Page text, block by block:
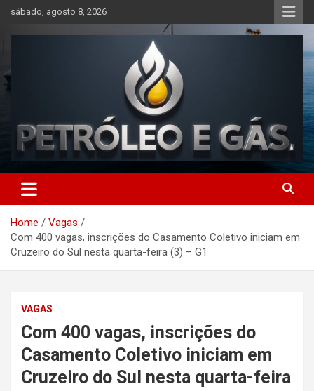
Skip
content
sábado, agosto 8, 2026
Petróleo e Gás | Últimas
notícias relacionadas a
petróleo, gás, vagas de
emprego, energia, setor
tecnologia, indústria
automotiva, mineração,
indústria naval, etc
Home
Vagas
Com 400 vagas, inscrições do Casamento Coletivo iniciam em
Cruzeiro do Sul nesta quarta-feira (3) – G1
VAGAS
Com 400 vagas, inscrições do
Casamento Coletivo iniciam em
Cruzeiro do Sul nesta quarta-feira